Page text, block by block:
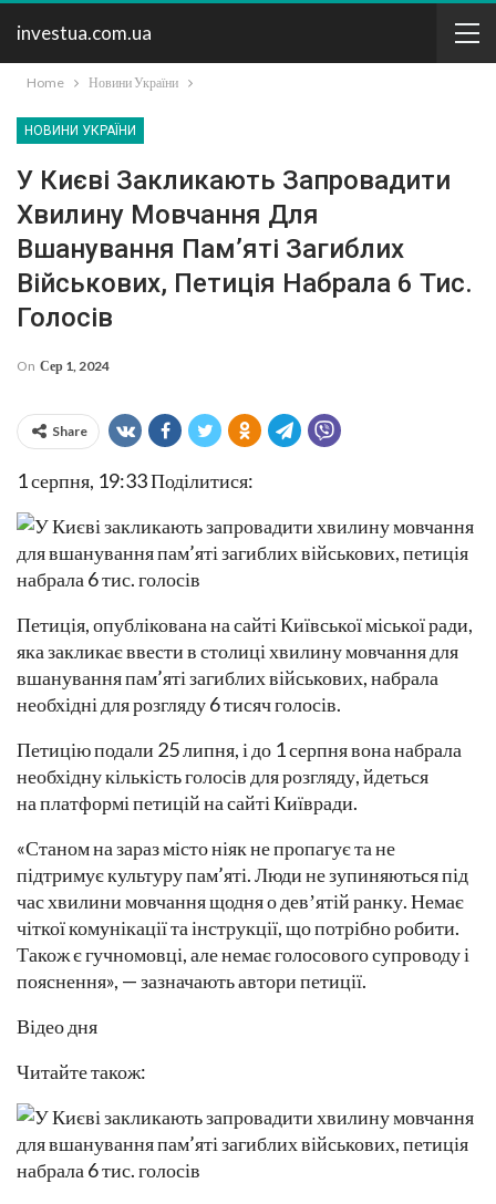
investua.com.ua
Home Новини України
НОВИНИ УКРАЇНИ
У Києві Закликають Запровадити
Хвилину Мовчання Для
Вшанування Пам’яті Загиблих
Військових, Петиція Набрала 6 Тис.
Голосів
On Сер 1, 2024
Share
1 серпня, 19:33Поділитися:
Петиція, опублікована на сайті Київської міської ради,
яка закликає ввести в столиці хвилину мовчання для
вшанування пам’яті загиблих військових, набрала
необхідні для розгляду 6 тисяч голосів.
Петицію подали 25 липня, і до 1 серпня вона набрала
необхідну кількість голосів для розгляду, йдеться
на платформі петицій на сайті Київради.
«Станом на зараз місто ніяк не пропагує та не
підтримує культуру пам’яті. Люди не зупиняються під
час хвилини мовчання щодня о девʼятій ранку. Немає
чіткої комунікації та інструкції, що потрібно робити.
Також є гучномовці, але немає голосового супроводу і
пояснення», — зазначають автори петиції.
Відео дня
Читайте також: